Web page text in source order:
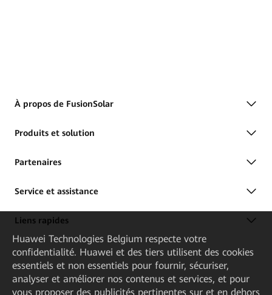
À propos de FusionSolar
Produits et solution
Partenaires
Service et assistance
Liens rapides
Huawei Technologies Belgium respecte votre
confidentialité. Huawei et des tiers utilisent des cookies
essentiels et non essentiels pour fournir, sécuriser,
analyser et améliorer nos contenus et services, et pour
vous proposer des publicités pertinentes sur et en dehors